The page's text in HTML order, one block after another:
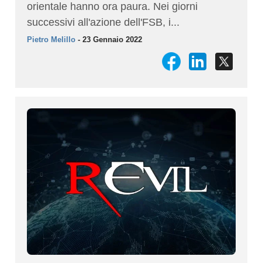
orientale hanno ora paura. Nei giorni
successivi all'azione dell'FSB, i...
Pietro Melillo- 23 Gennaio 2022